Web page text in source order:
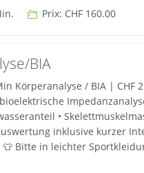
Prix: CHF 160.00
BIA
Körperanalyse / BIA |
•
inklusive kurzer
Bitte in leichter